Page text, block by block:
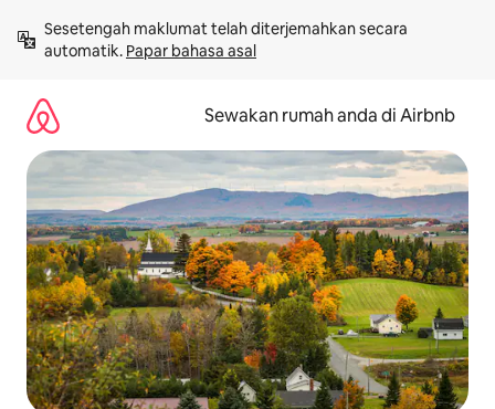
kandungan
Sesetengah maklumat telah diterjemahkan secara
automatik. Papar bahasa asal
Sewakan rumah anda di Airbnb